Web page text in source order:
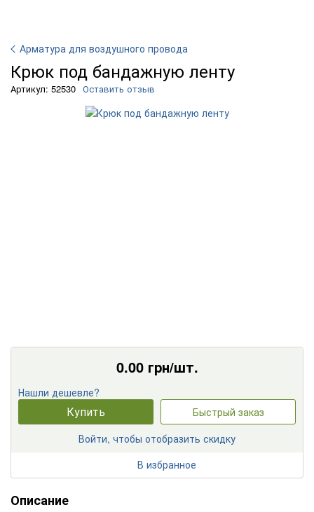
Арматура для воздушного провода
Крюк под бандажную ленту
Артикул: 52530 Оставить отзыв
0.00грн/шт.
Нашли дешевле?
Купить
Быстрый заказ
Войти, чтобы отобразить скидку
В избранное
Описание